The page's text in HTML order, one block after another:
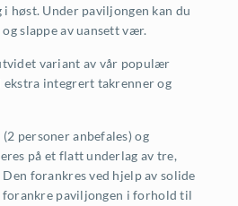
høst. Under paviljongen kan du
slappe av uansett vær.
variant av vår populær
ekstra integrert takrenner og
personer anbefales) og
på et flatt underlag av tre,
forankres ved hjelp av solide
forankre paviljongen i forhold til